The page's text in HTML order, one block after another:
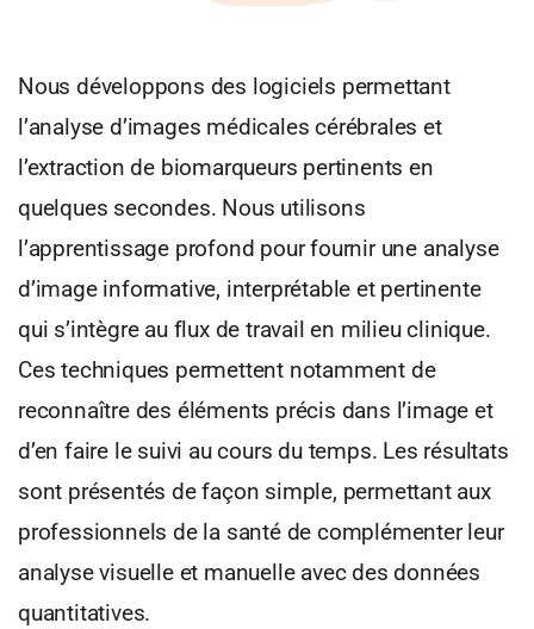
Nous développons des logiciels permettant
l’analyse d’images médicales cérébrales et
l’extraction de biomarqueurs pertinents en
quelques secondes. Nous utilisons
l’apprentissage profond pour fournir une analyse
d’image informative, interprétable et pertinente
qui s’intègre au flux de travail en milieu clinique.
Ces techniques permettent notamment de
reconnaître des éléments précis dans l’image et
d’en faire le suivi au cours du temps. Les résultats
sont présentés de façon simple, permettant aux
professionnels de la santé de complémenter leur
analyse visuelle et manuelle avec des données
quantitatives.